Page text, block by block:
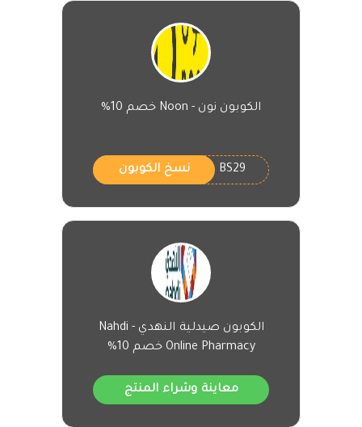
الكوبون نون - Noon خصم 10%
BS29 نسخ الكوبون
الكوبون صيدلية النهدي - Nahdi
Online Pharmacy خصم 10%
معاينة وشراء المنتج